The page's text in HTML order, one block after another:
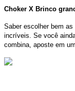
Choker X Brinco
Saber escolher bem
incríveis. Se você
combina, aposte em um